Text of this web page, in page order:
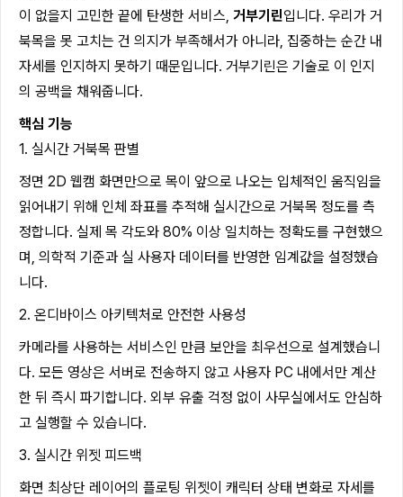
이 없을지 고민한 끝에 탄생한 서비스, 거부기린입니다. 우리가 거
북목을 못 고치는 건 의지가 부족해서가 아니라, 집중하는 순간 내
자세를 인지하지 못하기 때문입니다. 거부기린은 기술로 이 인지
의 공백을 채워줍니다.
핵심 기능
1. 실시간 거북목 판별
정면 2D 웹캠 화면만으로 목이 앞으로 나오는 입체적인 움직임을
읽어내기 위해 인체 좌표를 추적해 실시간으로 거북목 정도를 측
정합니다. 실제 목 각도와 80% 이상 일치하는 정확도를 구현했으
며, 의학적 기준과 실 사용자 데이터를 반영한 임계값을 설정했습
니다.
2. 온디바이스 아키텍처로 안전한 사용성
카메라를 사용하는 서비스인 만큼 보안을 최우선으로 설계했습니
다. 모든 영상은 서버로 전송하지 않고 사용자 PC 내에서만 계산
한 뒤 즉시 파기합니다. 외부 유출 걱정 없이 사무실에서도 안심하
고 실행할 수 있습니다.
3. 실시간 위젯 피드백
화면 최상단 레이어의 플로팅 위젯이 캐릭터 상태 변화로 자세를